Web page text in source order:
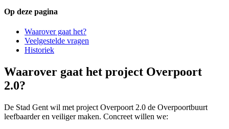
Op deze pagina
Waarover gaat het?
Veelgestelde vragen
Historiek
Waarover gaat het project Overpoort
2.0?
De Stad Gent wil met project Overpoort 2.0 de Overpoortbuurt
leefbaarder en veiliger maken. Concreet willen we: